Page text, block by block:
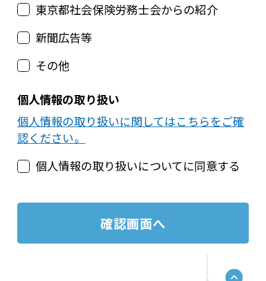
東京都社会保険労務士会からの紹介
新聞広告等
その他
個人情報の取り扱い
個人情報の取り扱いに関してはこちらをご確
認ください。
個人情報の取り扱いについてに同意する
確認画面へ